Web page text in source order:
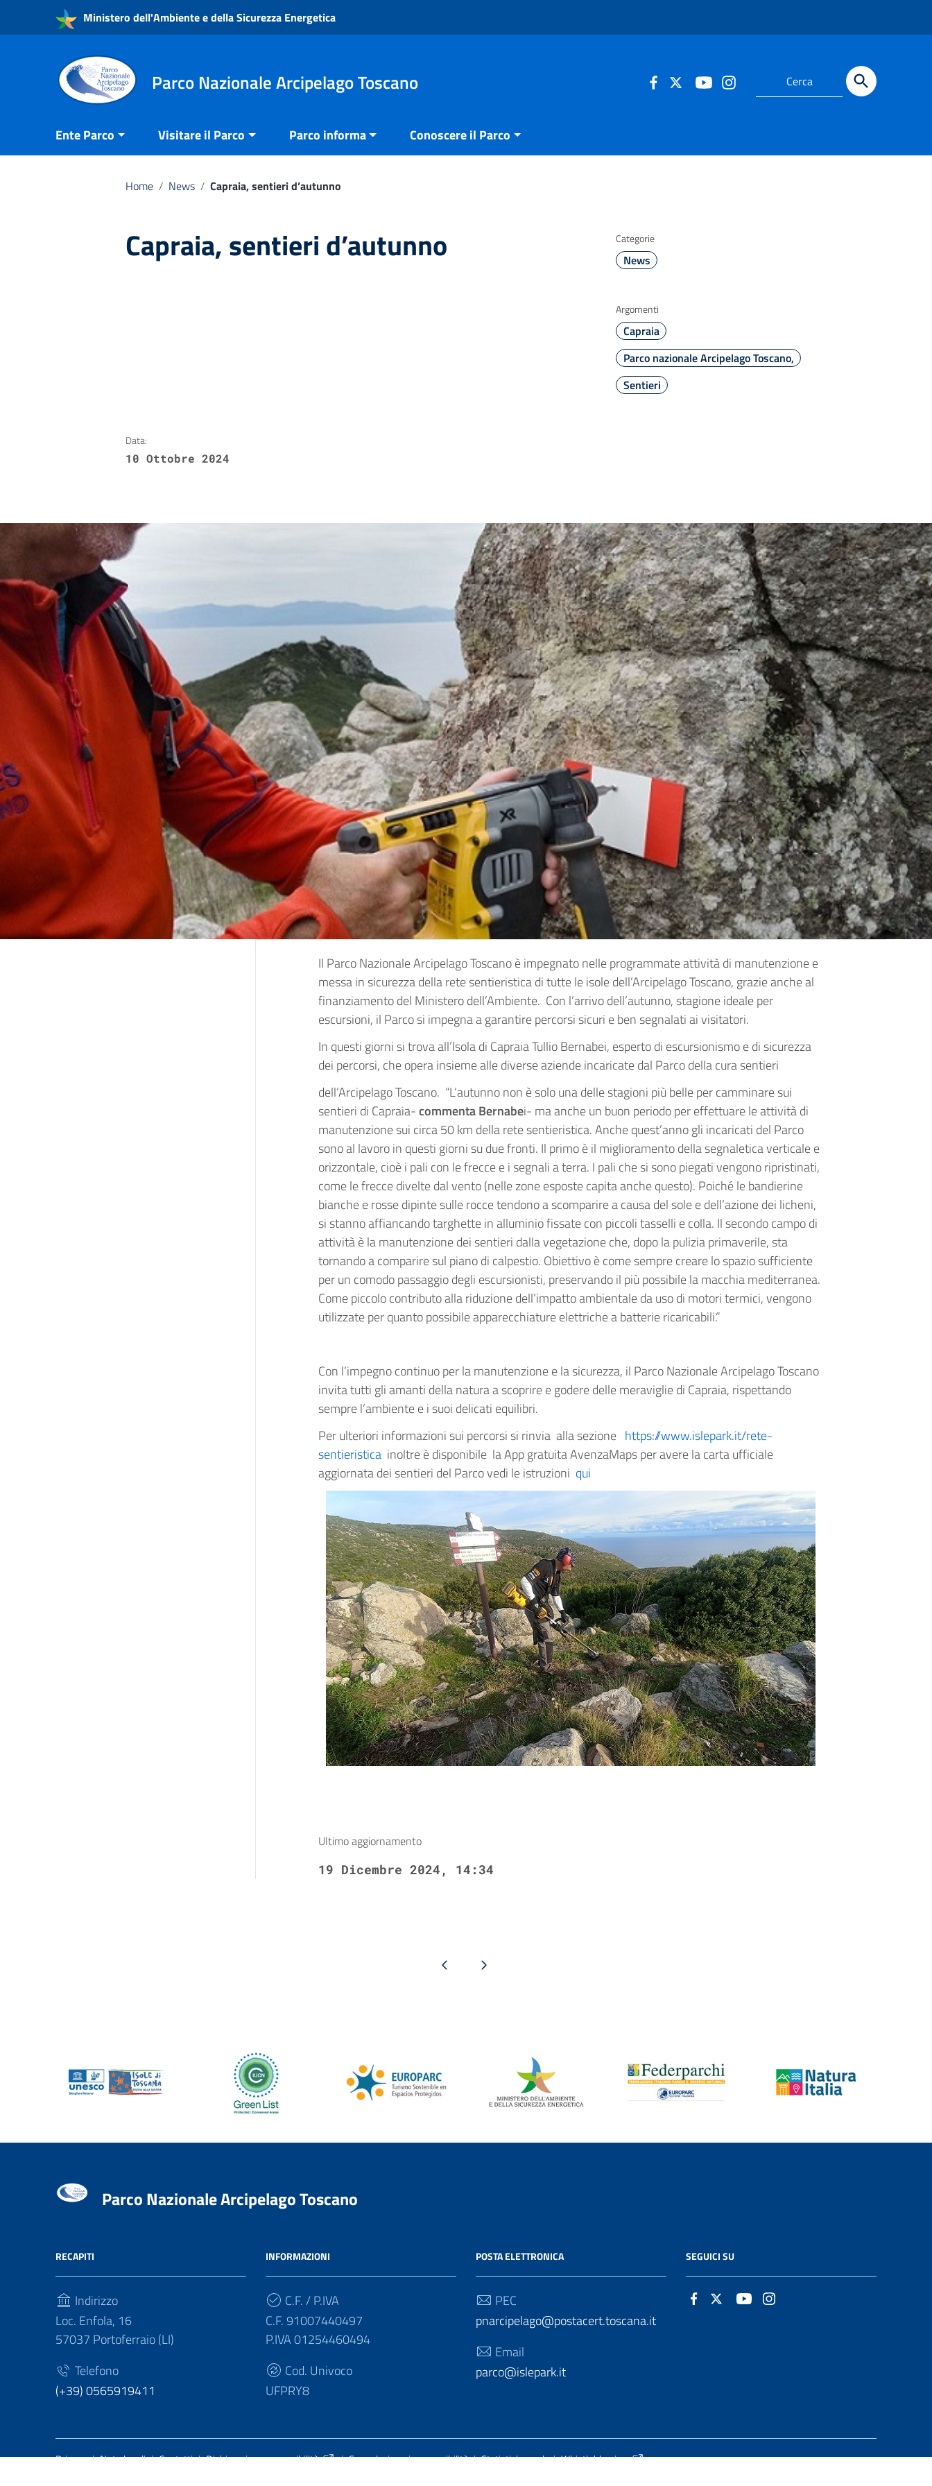
Vai ai contenuti
Vai al menu di navigazione
Ministero dell'Ambiente e della Sicurezza Energetica
Parco Nazionale Arcipelago Toscano
Ente Parco Visitare il Parco Parco informa Conoscere il Parco
Home / News / Capraia, sentieri d’autunno
Capraia, sentieri d’autunno Categorie
News
Argomenti
Capraia
Parco nazionale Arcipelago Toscano,
Sentieri
Data:
10 Ottobre 2024
Il Parco Nazionale Arcipelago Toscano è impegnato nelle programmate attività di manutenzione e
messa in sicurezza della rete sentieristica di tutte le isole dell’Arcipelago Toscano, grazie anche al
finanziamento del Ministero dell’Ambiente. Con l’arrivo dell’autunno, stagione ideale per
escursioni, il Parco si impegna a garantire percorsi sicuri e ben segnalati ai visitatori.
In questi giorni si trova all’Isola di Capraia Tullio Bernabei, esperto di escursionismo e di sicurezza
dei percorsi, che opera insieme alle diverse aziende incaricate dal Parco della cura sentieri
dell’Arcipelago Toscano. “L’autunno non è solo una delle stagioni più belle per camminare sui
sentieri di Capraia-commenta Bernabei- ma anche un buon periodo per effettuare le attività di
manutenzione sui circa 50 km della rete sentieristica. Anche quest’anno gli incaricati del Parco
sono al lavoro in questi giorni su due fronti. Il primo è il miglioramento della segnaletica verticale e
orizzontale, cioè i pali con le frecce e i segnali a terra. I pali che si sono piegati vengono ripristinati,
come le frecce divelte dal vento (nelle zone esposte capita anche questo). Poiché le bandierine
bianche e rosse dipinte sulle rocce tendono a scomparire a causa del sole e dell’azione dei licheni,
si stanno affiancando targhette in alluminio fissate con piccoli tasselli e colla. Il secondo campo di
attività è la manutenzione dei sentieri dalla vegetazione che, dopo la pulizia primaverile, sta
tornando a comparire sul piano di calpestio. Obiettivo è come sempre creare lo spazio sufficiente
per un comodo passaggio degli escursionisti, preservando il più possibile la macchia mediterranea.
Come piccolo contributo alla riduzione dell’impatto ambientale da uso di motori termici, vengono
utilizzate per quanto possibile apparecchiature elettriche a batterie ricaricabili.”
Con l’impegno continuo per la manutenzione e la sicurezza, il Parco Nazionale Arcipelago Toscano
invita tutti gli amanti della natura a scoprire e godere delle meraviglie di Capraia, rispettando
sempre l’ambiente e i suoi delicati equilibri.
Per ulteriori informazioni sui percorsi si rinvia alla sezione https://www.islepark.it/rete-
sentieristicainoltre è disponibile la App gratuita AvenzaMaps per avere la carta ufficiale
aggiornata dei sentieri del Parco vedi le istruzioni qui
Ultimo aggiornamento
19 Dicembre 2024, 14:34
Pagina precedentePagina successiva
Parco Nazionale Arcipelago Toscano
RECAPITI
Indirizzo
Loc. Enfola, 16
57037 Portoferraio (LI)
Telefono
(+39) 0565919411
INFORMAZIONI
C.F. / P.IVA
C.F. 91007440497
P.IVA 01254460494
Cod. Univoco
UFPRY8
POSTA ELETTRONICA
PEC
pnarcipelago@postacert.toscana.it
Email
parco@islepark.it
SEGUICI SU
Sezione Link Utili
Privacy | Note legali | Contatti | Dichiarazione accessibilità | Segnalazione inaccessibilità | Statistiche web | Whistleblowing